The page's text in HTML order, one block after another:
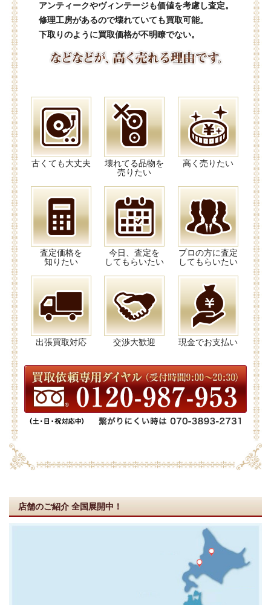
アンティークやヴィンテージも価値を考慮し査定。
修理工房があるので壊れていても買取可能。
下取りのように買取価格が不明瞭でない。
古くても大丈夫
壊れてる品物を
売りたい
高く売りたい
査定価格を
知りたい
今日、査定を
してもらいたい
プロの方に査定
してもらいたい
出張買取対応 交渉大歓迎 現金でお支払い
店舗のご紹介 全国展開中！